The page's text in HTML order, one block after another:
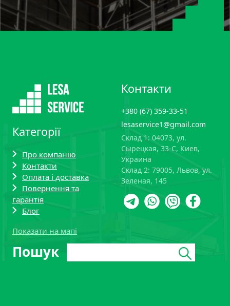
Категорії
Про компанію
Контакти
Оплата і доставка
Повернення та
гарантія
Блог
Показати на мапі
Контакти
+380 (67) 359-33-51
lesaservice1@gmail.com
Склад 1: 04073, ул.
Сырецкая, 33-С, Киев,
Украина
Склад 2: 79005, Львов, ул.
Зеленая, 145
Пошук